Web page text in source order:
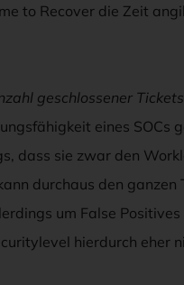
to Recover die Zeit
geschlossener
eines SOCs
dass sie zwar den
durchaus den ganzen
um False
hierdurch eher